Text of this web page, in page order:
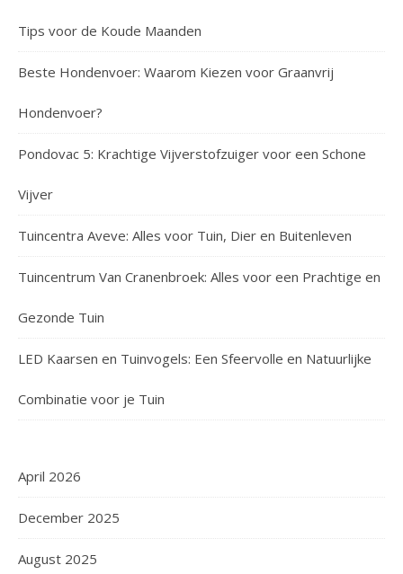
Tips voor de Koude Maanden
Beste Hondenvoer: Waarom Kiezen voor Graanvrij
Hondenvoer?
Pondovac 5: Krachtige Vijverstofzuiger voor een Schone
Vijver
Tuincentra Aveve: Alles voor Tuin, Dier en Buitenleven
Tuincentrum Van Cranenbroek: Alles voor een Prachtige en
Gezonde Tuin
LED Kaarsen en Tuinvogels: Een Sfeervolle en Natuurlijke
Combinatie voor je Tuin
April 2026
December 2025
August 2025